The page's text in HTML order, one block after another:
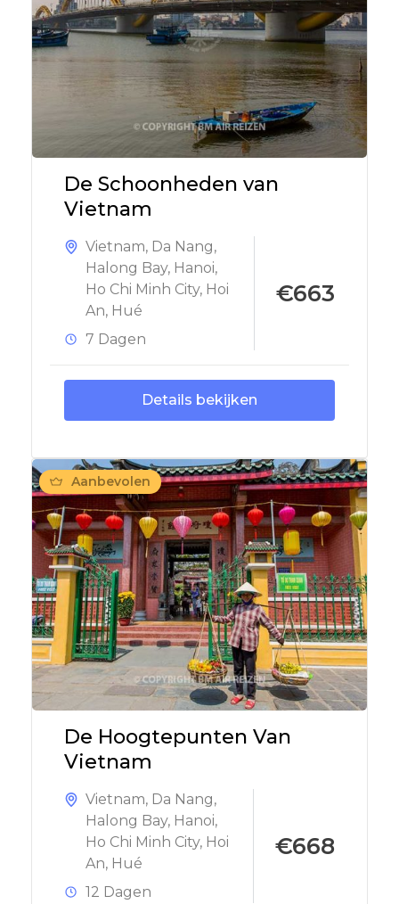
De Schoonheden van
Vietnam
Vietnam, Da Nang,
Halong Bay, Hanoi,
Ho Chi Minh City, Hoi
An, Hué
7 Dagen
€663
Details bekijken
Aanbevolen
De Hoogtepunten Van
Vietnam
Vietnam, Da Nang,
Halong Bay, Hanoi,
Ho Chi Minh City, Hoi
An, Hué
12 Dagen
€668